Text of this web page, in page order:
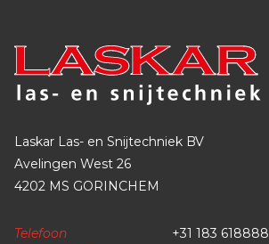
Laskar Las- en Snijtechniek BV
Avelingen West 26
4202 MS GORINCHEM
Telefoon
+31 183 618888